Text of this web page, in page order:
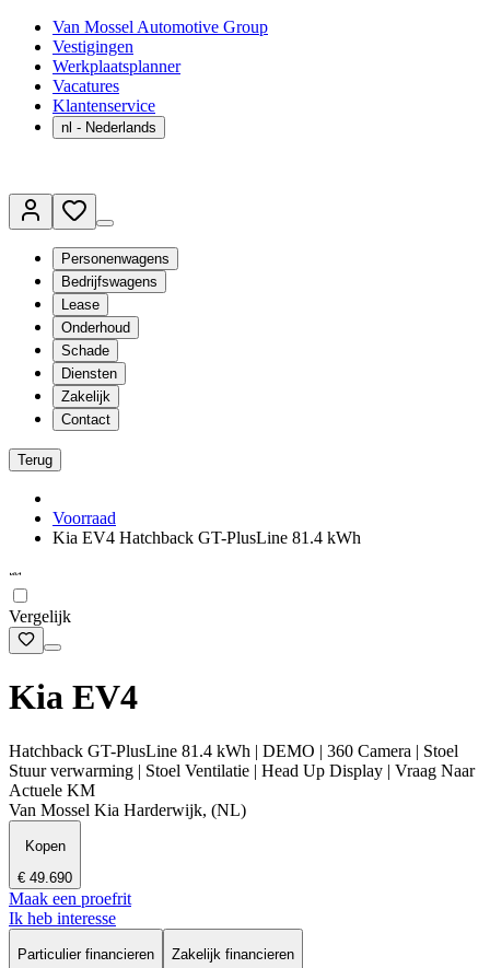
Van Mossel Automotive Group
Vestigingen
Werkplaatsplanner
Vacatures
Klantenservice
nl - Nederlands
Personenwagens
Bedrijfswagens
Lease
Onderhoud
Schade
Diensten
Zakelijk
Contact
Terug
Voorraad
Kia EV4 Hatchback GT-PlusLine 81.4 kWh
Vergelijk
Kia EV4
Hatchback GT-PlusLine 81.4 kWh | DEMO | 360 Camera | Stoel
Stuur verwarming | Stoel Ventilatie | Head Up Display | Vraag Naar
Actuele KM
Van Mossel Kia Harderwijk, (NL)
Kopen
€ 49.690
Maak een proefrit
Ik heb interesse
Particulier financieren
Zakelijk financieren